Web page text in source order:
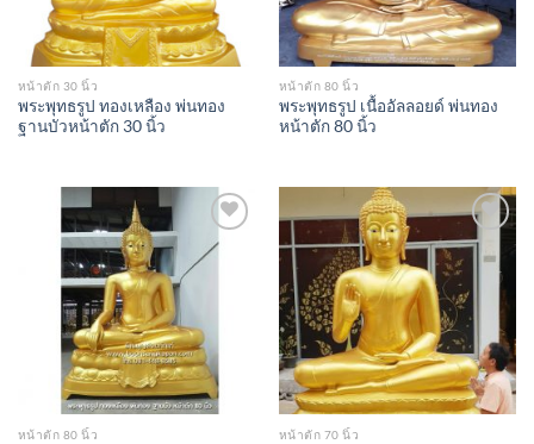
หน้าตัก 30 นิ้ว
พระพุทธรูป ทองเหลือง พ่นทอง
ฐานบัวหน้าตัก 30 นิ้ว
หน้าตัก 80 นิ้ว
พระพุทธรูป เนื้ออัลลอยด์ พ่นทอง
หน้าตัก 80 นิ้ว
Add to
Wishlist
หน้าตัก 80 นิ้ว
Add to
Wishlist
หน้าตัก 70 นิ้ว